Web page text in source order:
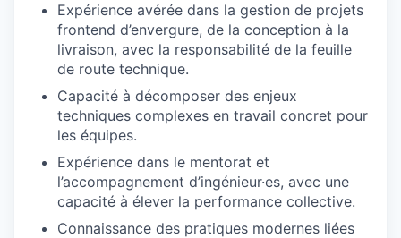
Expérience avérée dans la gestion de projets
frontend d’envergure, de la conception à la
livraison, avec la responsabilité de la feuille
de route technique.
Capacité à décomposer des enjeux
techniques complexes en travail concret pour
les équipes.
Expérience dans le mentorat et
l’accompagnement d’ingénieur·es, avec une
capacité à élever la performance collective.
Connaissance des pratiques modernes liées